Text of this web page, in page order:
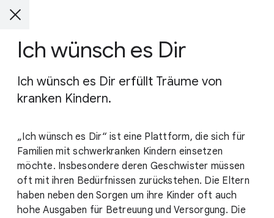
Ich wünsch es Dir
Ich wünsch es Dir erfüllt Träume von
kranken Kindern.
„Ich wünsch es Dir“ ist eine Plattform, die sich für
Familien mit schwerkranken Kindern einsetzen
möchte. Insbesondere deren Geschwister müssen
oft mit ihren Bedürfnissen zurückstehen. Die Eltern
haben neben den Sorgen um ihre Kinder oft auch
hohe Ausgaben für Betreuung und Versorgung. Die